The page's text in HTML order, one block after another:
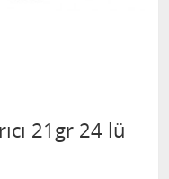
21gr 24 lü